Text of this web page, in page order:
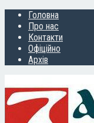
Головна
Про нас
Контакти
Офіційно
Архів